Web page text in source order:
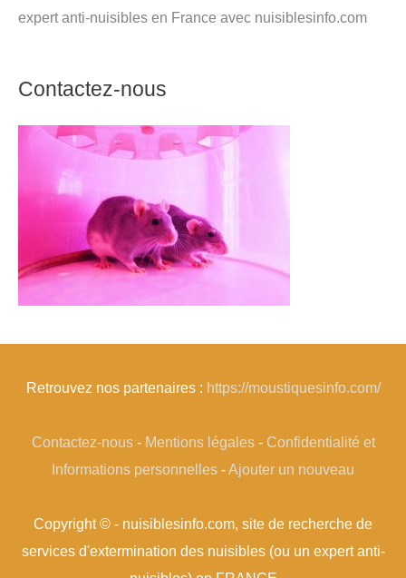
expert anti-nuisibles en France avec nuisiblesinfo.com
Contactez-nous
Retrouvez nos partenaires : https://moustiquesinfo.com/
Contactez-nous- Mentions légales- Confidentialité et
Informations personnelles -Ajouter un nouveau
Copyright © - nuisiblesinfo.com, site de recherche de
services d'extermination des nuisibles (ou un expert anti-